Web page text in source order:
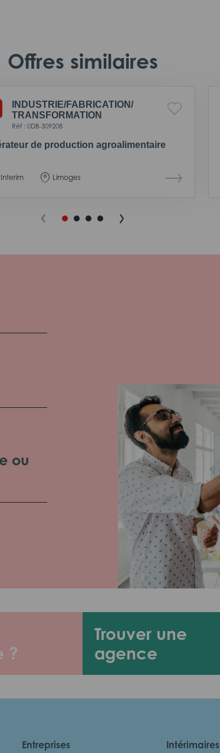
Offres similaires
INDUSTRIE/FABRICATION/
TRANSFORMATION
Réf : 0DB-309208
de production agroalimentaire
Interim Limoges
ou
?
Trouver une
agence
Entreprises Intérimaires